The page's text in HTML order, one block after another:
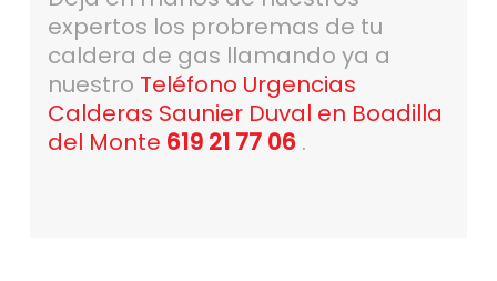
expertos los probremas de tu
caldera de gas llamando ya a
nuestro Teléfono Urgencias
Calderas Saunier Duval en Boadilla
del Monte 619 21 77 06 .